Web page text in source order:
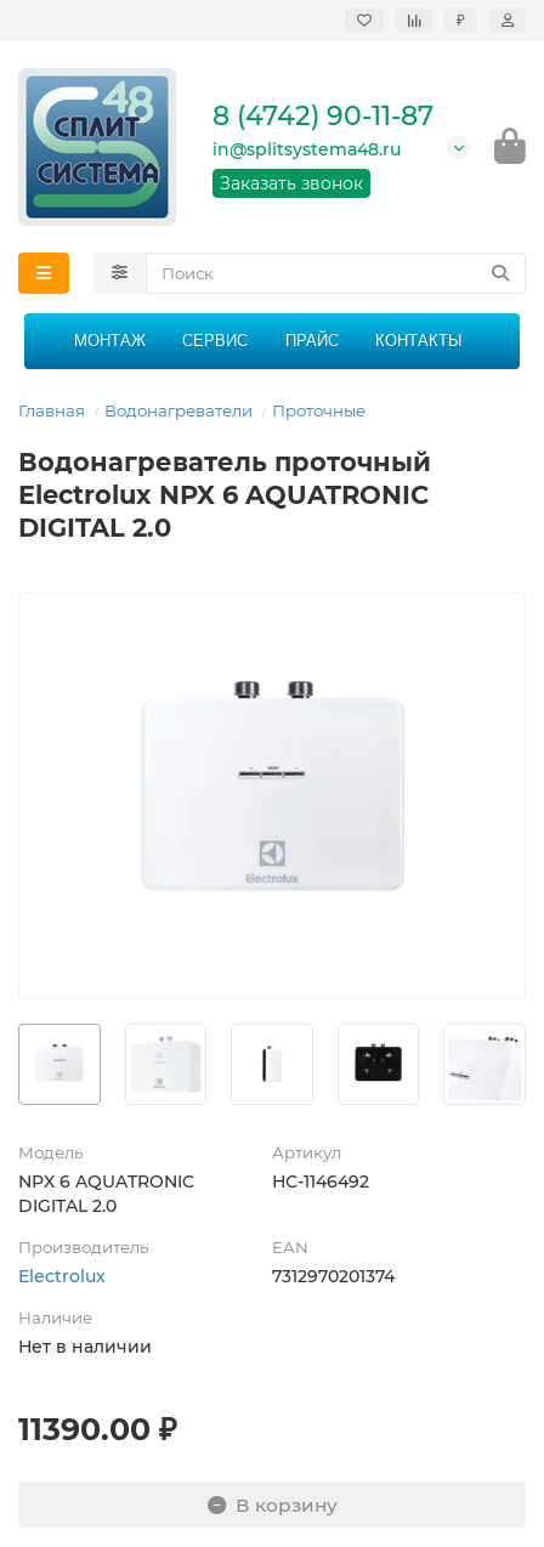
₽
кондиционеров в
области
График работы: 9:00 -
21:00 без перерыва и
8 (4742) 90-11-87
in@splitsystema48.ru
Заказать звонок
МОНТАЖ СЕРВИС ПРАЙС КОНТАКТЫ
Главная Водонагреватели Проточные
Водонагреватель проточный
Electrolux NPX 6 AQUATRONIC
DIGITAL 2.0
Модель
NPX 6 AQUATRONIC
DIGITAL 2.0
Артикул
НС-1146492
Производитель
Electrolux
EAN
7312970201374
Наличие
Нет в наличии
11390.00 ₽
В корзину